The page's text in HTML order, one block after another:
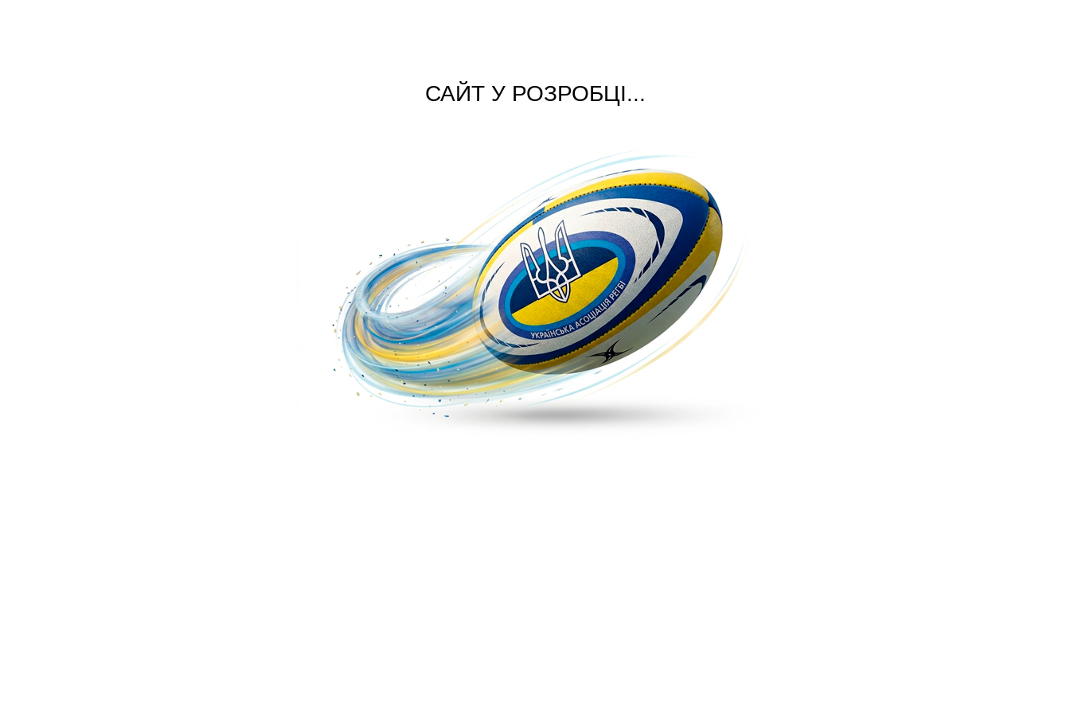
САЙТ У РОЗРОБЦІ...